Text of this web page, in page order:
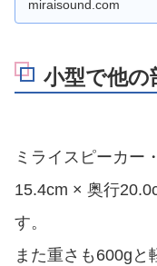
ま
miraisound.com
小型で他の
ミライスピーカー
15.4cm × 奥行
す。
また重さも600gと